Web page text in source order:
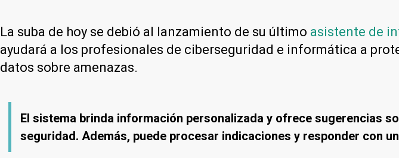
La suba de hoy se debió al lanzamiento de su último asistente de
ayudará a los profesionales de ciberseguridad e informática a
datos sobre amenazas.
El sistema brinda información personalizada y ofrece sugerencias
seguridad. Además, puede procesar indicaciones y responder con